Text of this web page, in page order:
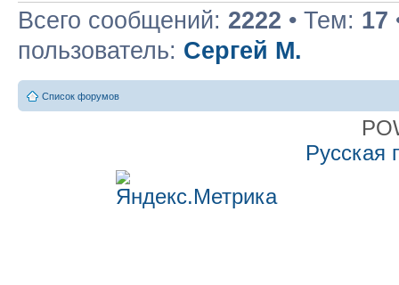
Всего сообщений: 2222 • Тем: 17
пользователь: Сергей М.
Список форумов
Русская